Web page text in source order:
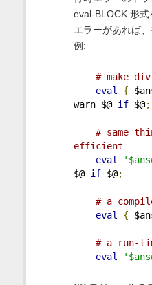
eval-BLOCK 形式
エラーがあれば、
例:
# make
eval
{
warn $@ if $@;
# same
efficient
eval
$@ if $@;
# a
eval
{
# a run-
eval